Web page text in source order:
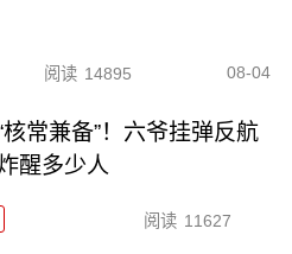
阅读 14895 08-04
核常兼备”！六爷挂弹反航
醒多少人
阅读 11627